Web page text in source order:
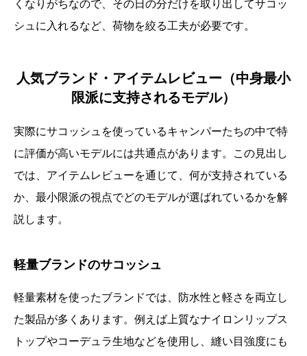
くなりがちなので、その日の分だけを取り出してサコッ
シュに入れるなど、荷物を絞る工夫が必要です。
人気ブランド・アイテムレビュー（中身最小
限派に支持されるモデル）
実際にサコッシュを使っているキャンパーたちの中で特
に評価が高いモデルには共通点があります。この見出し
では、アイテムレビューを通じて、何が支持されている
か、最小限派の視点でどのモデルが選ばれているかを解
説します。
軽量ブランドのサコッシュ
軽量素材を使ったブランドでは、防水性と軽さを両立し
た製品が多くあります。例えば上質なナイロンリップス
トップやコーデュラ生地などを使用し、縫い目強度にも